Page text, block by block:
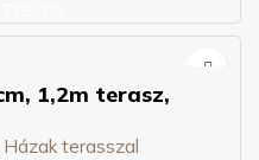
1,2m terasz,
Házak terasszal